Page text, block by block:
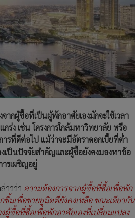
ากผู้ซื้อที่เป็นผู้พักอาศัยเองมักจะใช้เวลา
ง เช่น โครงการใกล้มหาวิทยาลัย หรือ
ารที่ดีต่อไป แม้ว่าจะมีอัตราดอกเบี้ยที่ต่ำ
เป็นปัจจัยสำคัญและผู้ซื้อยังคงมองหาข้อ
รเผชิญอยู่
าวว่า ความต้องการจากผู้ซื้อที่ซื้อเพื่อพัก
ขึ้นเพื่อขายยูนิตที่ยังคงเหลือ ขณะเดียวกัน
ผู้ซื้อที่ซื้อเพื่อพักอาศัยเองที่เปลี่ยนแปลง